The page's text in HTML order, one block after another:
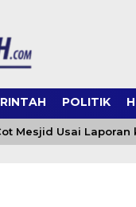
POLITIK
Usai Laporan